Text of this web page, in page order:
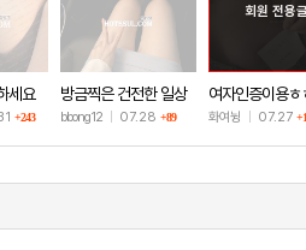
세요
+243
방금찍은 건전한 일상
샷
bbong12 07.28 +89
회원 전용글
여자인증이용ㅎ
화여뉭 07.27